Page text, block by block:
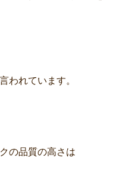
われています。
の品質の高さは